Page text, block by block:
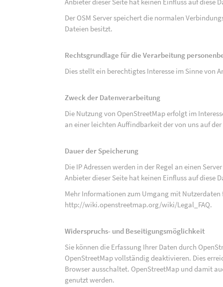
Der OSM Server speichert die normalen
Dateien besitzt.
Rechtsgrundlage für die Verarbeitung
Dies stellt ein berechtigtes Interesse im Sinne von
Zweck der Datenverarbeitung
Die Nutzung von OpenStreetMap erfolgt im
an einer leichten Auffindbarkeit der von uns auf
Dauer der Speicherung
Die IP Adressen werden in der Regel an einen
Anbieter dieser Seite hat keinen Einfluss auf diese
Mehr Informationen zum Umgang mit
http://wiki.openstreetmap.org/wiki/Legal_FAQ.
Widerspruchs- und Beseitigungsmöglichkeit
Sie können die Erfassung Ihrer Daten durch
OpenStreetMap vollständig deaktivieren. Dies
Browser ausschaltet. OpenStreetMap und damit
genutzt werden.